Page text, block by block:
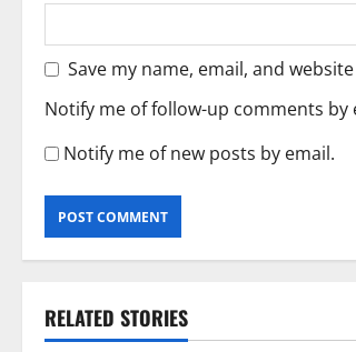
Save my name, email, and
Notify me of follow-up comments by
Notify me of new posts by email.
RELATED STORIES